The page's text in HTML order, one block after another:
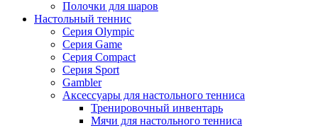
Полочки для шаров
Настольный теннис
Серия Olympic
Серия Game
Серия Compact
Серия Sport
Gambler
Аксессуары для настольного тенниса
Тренировочный инвентарь
Мячи для настольного тенниса